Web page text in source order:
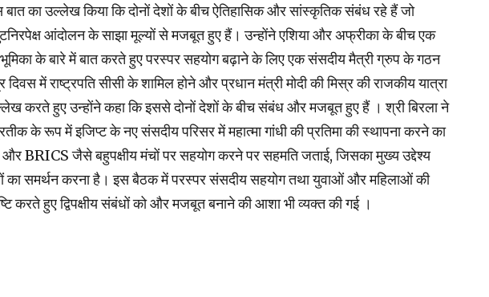
बात का उल्लेख किया कि दोनों देशों के बीच ऐतिहासिक और सांस्कृतिक संबंध रहे हैं जो
आंदोलन के साझा मूल्यों से मजबूत हुए हैं। उन्होंने एशिया और अफ्रीका के बीच एक
के बारे में बात करते हुए परस्पर सहयोग बढ़ाने के लिए एक संसदीय मैत्री ग्रुप के गठन
में राष्ट्रपति सीसी के शामिल होने और प्रधान मंत्री मोदी की मिस्र की राजकीय यात्रा
करते हुए उन्होंने कहा कि इससे दोनों देशों के बीच संबंध और मजबूत हुए हैं । श्री बिरला ने
के रूप में इजिप्ट के नए संसदीय परिसर में महात्मा गांधी की प्रतिमा की स्थापना करने का
और BRICS जैसे बहुपक्षीय मंचों पर सहयोग करने पर सहमति जताई, जिसका मुख्य उद्देश्य
का समर्थन करना है। इस बैठक में परस्पर संसदीय सहयोग तथा युवाओं और महिलाओं की
करते हुए द्विपक्षीय संबंधों को और मजबूत बनाने की आशा भी व्यक्त की गई ।